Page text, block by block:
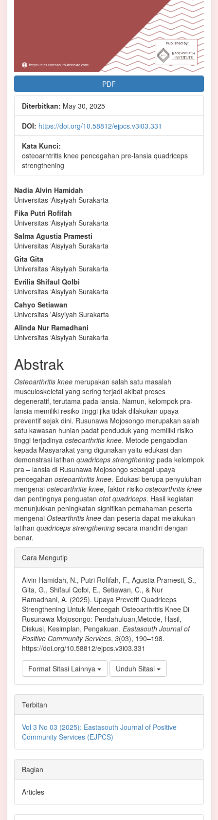
PDF
Diterbitkan: May 30, 2025
DOI: https://doi.org/10.58812/ejpcs.v3i03.331
Kata Kunci:
osteoarhtritis knee pencegahan pre-lansia quadriceps
strengthening
Isi
Artikel
Utama
Nadia Alvin Hamidah
Universitas ‘Aisyiyah Surakarta
Fika Putri Rofifah
Universitas ‘Aisyiyah Surakarta
Salma Agustia Pramesti
Universitas ‘Aisyiyah Surakarta
Gita Gita
Universitas ‘Aisyiyah Surakarta
Evrilia Shifaul Qolbi
Universitas ‘Aisyiyah Surakarta
Cahyo Setiawan
Universitas 'Aisyiyah Surakarta
Alinda Nur Ramadhani
Universitas ‘Aisyiyah Surakarta
Abstrak
Osteoarthritis knee merupakan salah satu masalah
musculoskeletal yang sering terjadi akibat proses
degeneratif, terutama pada lansia. Namun, kelompok pra-
lansia memiliki resiko tinggi jika tidak dilakukan upaya
preventif sejak dini. Rusunawa Mojosongo merupakan salah
satu kawasan hunian padat penduduk yang memiliki risiko
tinggi terjadinya osteoarthritis knee. Metode pengabdian
kepada Masyarakat yang digunakan yaitu edukasi dan
demonstrasi latihan quadriceps strengthening pada kelompok
pra – lansia di Rusunawa Mojosongo sebagai upaya
pencegahan osteoarthritis knee. Edukasi berupa penyuluhan
mengenai osteoarthritis knee, faktor risiko osteoarthritis knee
dan pentingnya penguatan otot quadriceps. Hasil kegiatan
menunjukkan peningkatan signifikan pemahaman peserta
mengenai Ostearthritis knee dan peserta dapat melakukan
latihan quadriceps strengthening secara mandiri dengan
benar.
Rincian
Artikel
Cara Mengutip
Alvin Hamidah, N., Putri Rofifah, F., Agustia Pramesti, S.,
Gita, G., Shifaul Qolbi, E., Setiawan, C., & Nur
Ramadhani, A. (2025). Upaya Prevetif Quadriceps
Strengthening Untuk Mencegah Osteoarthritis Knee Di
Rusunawa Mojosongo: Pendahuluan,Metode, Hasil,
Diskusi, Kesimplan, Pengakuan. Eastasouth Journal of
Positive Community Services, 3(03), 190–198.
https://doi.org/10.58812/ejpcs.v3i03.331
Format Sitasi Lainnya Unduh Sitasi
Terbitan
Vol 3 No 03 (2025): Eastasouth Journal of Positive
Community Services (EJPCS)
Bagian
Articles